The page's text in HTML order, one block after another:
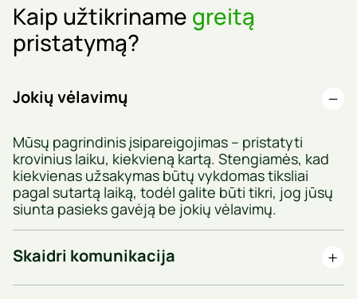
Kaip užtikriname greitą
pristatymą?
Jokių vėlavimų
Mūsų pagrindinis įsipareigojimas – pristatyti
krovinius laiku, kiekvieną kartą. Stengiamės, kad
kiekvienas užsakymas būtų vykdomas tiksliai
pagal sutartą laiką, todėl galite būti tikri, jog jūsų
siunta pasieks gavėją be jokių vėlavimų.
Skaidri komunikacija